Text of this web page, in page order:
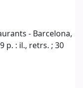
- Barcelona,
p. : il., retrs. ; 30